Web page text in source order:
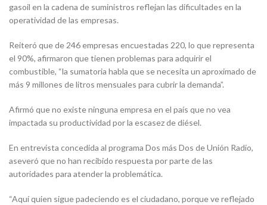
gasoil en la cadena de suministros reflejan las dificultades en la
operatividad de las empresas.
Reiteró que de 246 empresas encuestadas 220, lo que representa
el 90%, afirmaron que tienen problemas para adquirir el
combustible, “la sumatoria habla que se necesita un aproximado de
más 9 millones de litros mensuales para cubrir la demanda”.
Afirmó que no existe ninguna empresa en el país que no vea
impactada su productividad por la escasez de diésel.
En entrevista concedida al programa Dos más Dos de Unión Radio,
aseveró que no han recibido respuesta por parte de las
autoridades para atender la problemática.
“Aquí quien sigue padeciendo es el ciudadano, porque ve reflejado